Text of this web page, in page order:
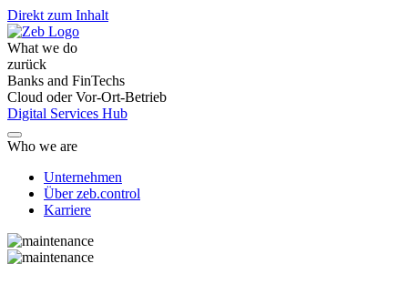
Direkt zum Inhalt
What we do
zurück
Banks and FinTechs
Cloud oder Vor-Ort-Betrieb
Digital Services Hub
Who we are
Unternehmen
Über zeb.control
Karriere